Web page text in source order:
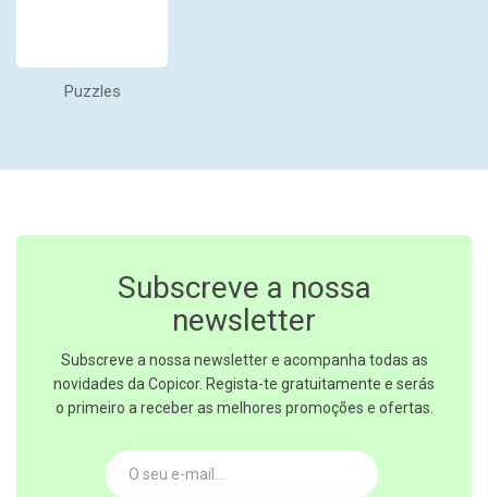
Puzzles
Subscreve a nossa
newsletter
Subscreve a nossa newsletter e acompanha todas as
novidades da Copicor. Regista-te gratuitamente e serás
o primeiro a receber as melhores promoções e ofertas.